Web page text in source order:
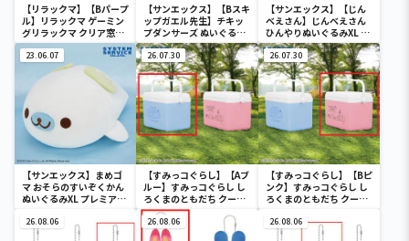
【リラックマ】【Bパープ
ル】リラックマ ゲーミン
グリラックマ クリア窓付
き収納ボックス
【サンエックス】【Bスキ
ップガエル先生】チキッ
プダンサーズ ぬいぐるみ
ウォールポケット
【サンエックス】【じん
べえさん】じんべえさん
ひんやりぬいぐるみXL プ
レミアム Part3
23.06.07
【サンエックス】まめゴ
マ おそらのすいぞくかん
ぬいぐるみXL プレミアム
26.07.30
【すみっコぐらし】【Aブ
ルー】すみっコぐらし し
ろくまのともだち クーラ
ーボックス
26.07.30
【すみっコぐらし】【Bピ
ンク】すみっコぐらし し
ろくまのともだち クーラ
26.08.06 26.08.06 26.08.06